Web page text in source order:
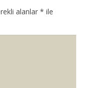
alanlar * ile